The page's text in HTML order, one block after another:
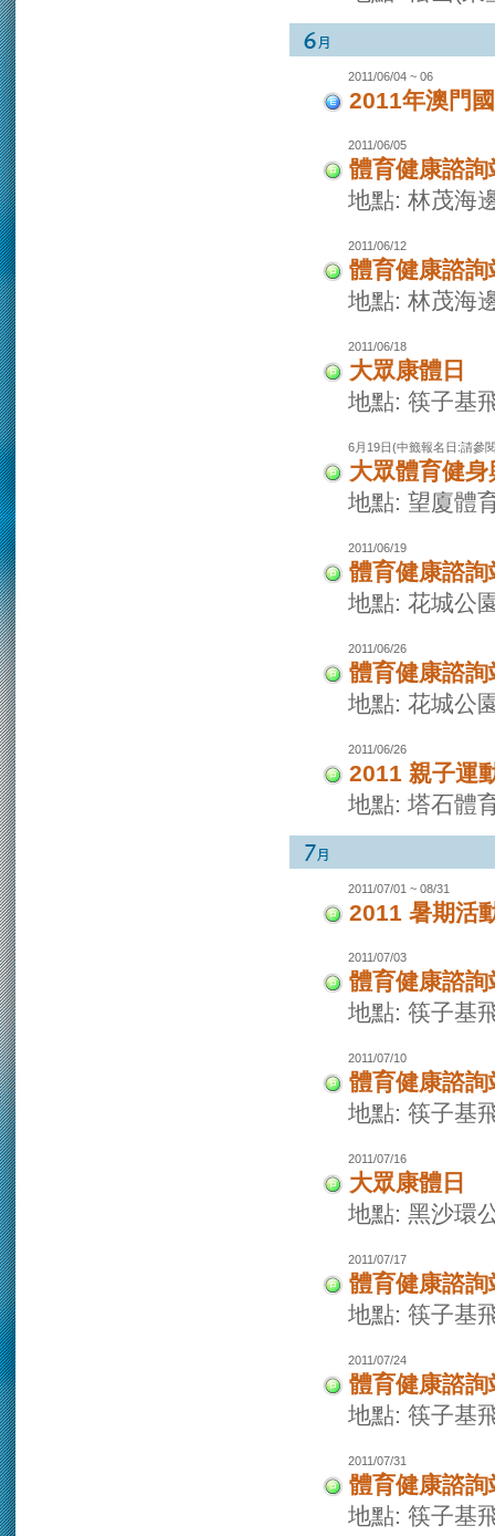
2011/06/04 ~ 06
2011年澳門
2011/06/05
體育健康諮詢
地點: 林茂海
2011/06/12
體育健康諮詢
地點: 林茂海
2011/06/18
大眾康體日
地點: 筷子基
6月19日(中籤報名日:請參
大眾體育健
地點: 望廈體
2011/06/19
體育健康諮詢
地點: 花城公
2011/06/26
體育健康諮詢
地點: 花城公
2011/06/26
2011 親子運
地點: 塔石體
2011/07/01 ~ 08/31
2011 暑期活
2011/07/03
體育健康諮詢
地點: 筷子基
2011/07/10
體育健康諮詢
地點: 筷子基
2011/07/16
大眾康體日
地點: 黑沙環
2011/07/17
體育健康諮詢
地點: 筷子基
2011/07/24
體育健康諮詢
地點: 筷子基
2011/07/31
體育健康諮詢
地點: 筷子基